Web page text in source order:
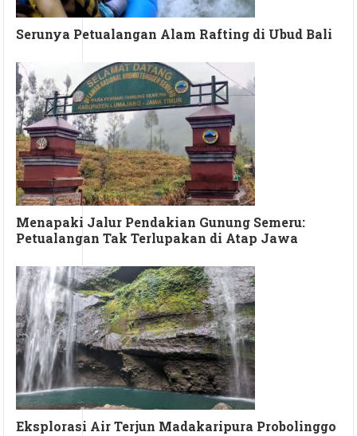
Serunya Petualangan Alam Rafting di Ubud Bali
Menapaki Jalur Pendakian Gunung Semeru:
Petualangan Tak Terlupakan di Atap Jawa
Eksplorasi Air Terjun Madakaripura Probolinggo